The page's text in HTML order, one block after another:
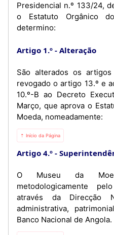
Presidencial n.º 133/24,
o Estatuto Orgânico
determino:
Artigo 1.º Alteração
São alterados os artigos
revogado o artigo 13.º e
10.º-B ao Decreto
Março, que aprova o
Moeda, nomeadamente:
⇡ Início da Página
Artigo 4.º
O Museu da
metodologicamente
através da Direcção
administrativa,
Banco Nacional de Angola.